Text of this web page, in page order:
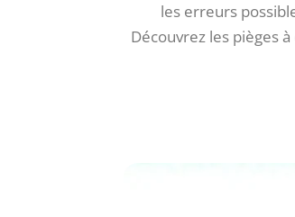
les erreurs
Découvrez les pièges